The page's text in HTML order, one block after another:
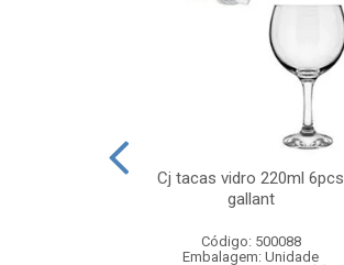
Cj tacas vidro 220ml 6pcs
gallant
Código: 500088
Embalagem: Unidade